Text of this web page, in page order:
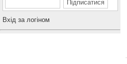
Вхiд за логiном